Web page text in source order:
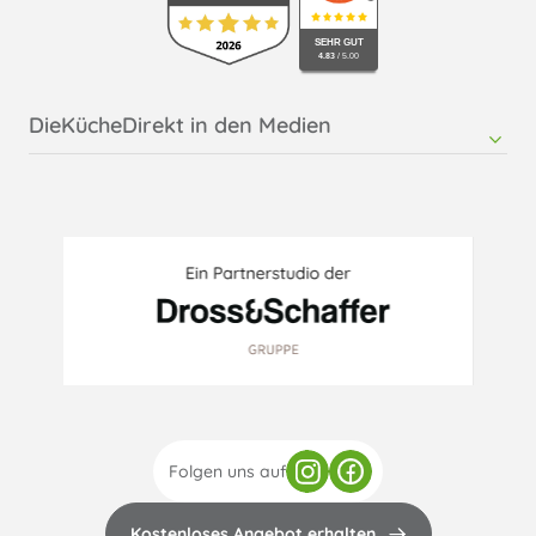
Küche kaufen in Rosenheim
SEHR GUT
4.83/ 5.00
Folgen uns auf
DieKücheDirekt in den Medien